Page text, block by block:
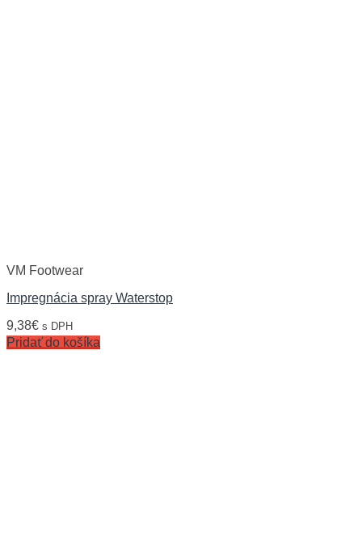
VM Footwear
Impregnácia spray Waterstop
9,38€ s DPH
Pridať do košíka